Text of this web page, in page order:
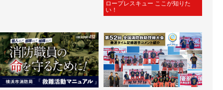
ロープレスキュー ここが知りた
い！